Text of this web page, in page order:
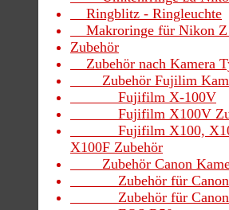
Ringblitz - Ringleuchte
Makroringe für Nikon Z
Zubehör
Zubehör nach Kamera
Zubehör Fujilim
Fujifilm X-100V
Fujifilm X100V
Fujifilm X100,
X100F Zubehör
Zubehör Canon
Zubehör für Canon
Zubehör für Canon